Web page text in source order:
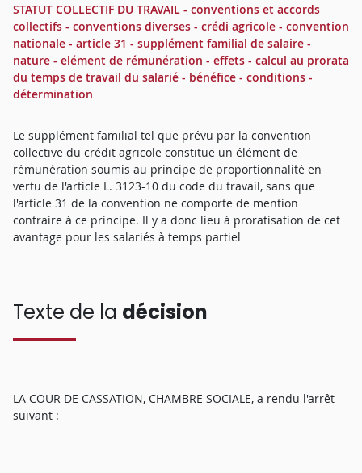
STATUT COLLECTIF DU TRAVAIL - conventions et accords
collectifs - conventions diverses - crédi agricole - convention
nationale - article 31 - supplément familial de salaire -
nature - elément de rémunération - effets - calcul au prorata
du temps de travail du salarié - bénéfice - conditions -
détermination
Le supplément familial tel que prévu par la convention
collective du crédit agricole constitue un élément de
rémunération soumis au principe de proportionnalité en
vertu de l'article L. 3123-10 du code du travail, sans que
l'article 31 de la convention ne comporte de mention
contraire à ce principe. Il y a donc lieu à proratisation de cet
avantage pour les salariés à temps partiel
Texte de la décision
LA COUR DE CASSATION, CHAMBRE SOCIALE, a rendu l'arrêt
suivant :